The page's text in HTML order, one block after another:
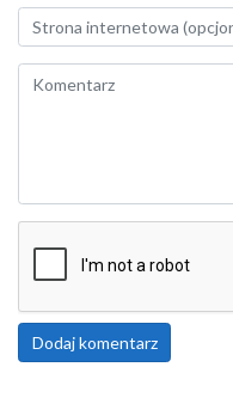
Dodaj komentarz